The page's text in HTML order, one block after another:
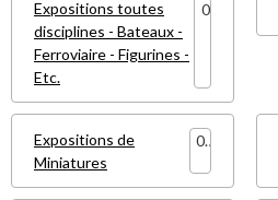
Expositions toutes
disciplines - Bateaux -
Ferroviaire - Figurines -
Etc.
0
Expositions de
Miniatures
0